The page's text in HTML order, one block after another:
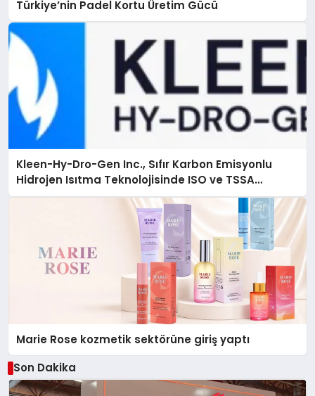
Türkiye’nin Padel Kortu Üretim Gücü
Kleen-Hy-Dro-Gen Inc., Sıfır Karbon Emisyonlu
Hidrojen Isıtma Teknolojisinde ISO ve TSSA
Düzenleyici Onaylarını Aldı
Marie Rose kozmetik sektörüne giriş yaptı
Son Dakika